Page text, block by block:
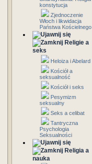
konstytucja
Zjednoczenie
Włoch i likwidacja
Państwa Kościelnego
Religie a
seks
Heloiza i Abelard
Kościół a
seksualność
Kościół i seks
Pesymizm
seksualny
Seks a celibat
Tantryczna
Psychologia
Seksualności
Religia a
nauka